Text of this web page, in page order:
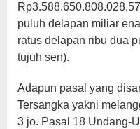
puluh delapan miliar
ratus delapan ribu dua
tujuh sen).
Adapun pasal yang
Tersangka yakni
3 jo. Pasal 18 Undang-